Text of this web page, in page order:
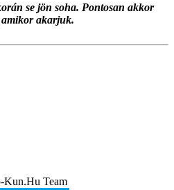
se jön soha. Pontosan akkor
amikor akarjuk.
Kun.Hu Team